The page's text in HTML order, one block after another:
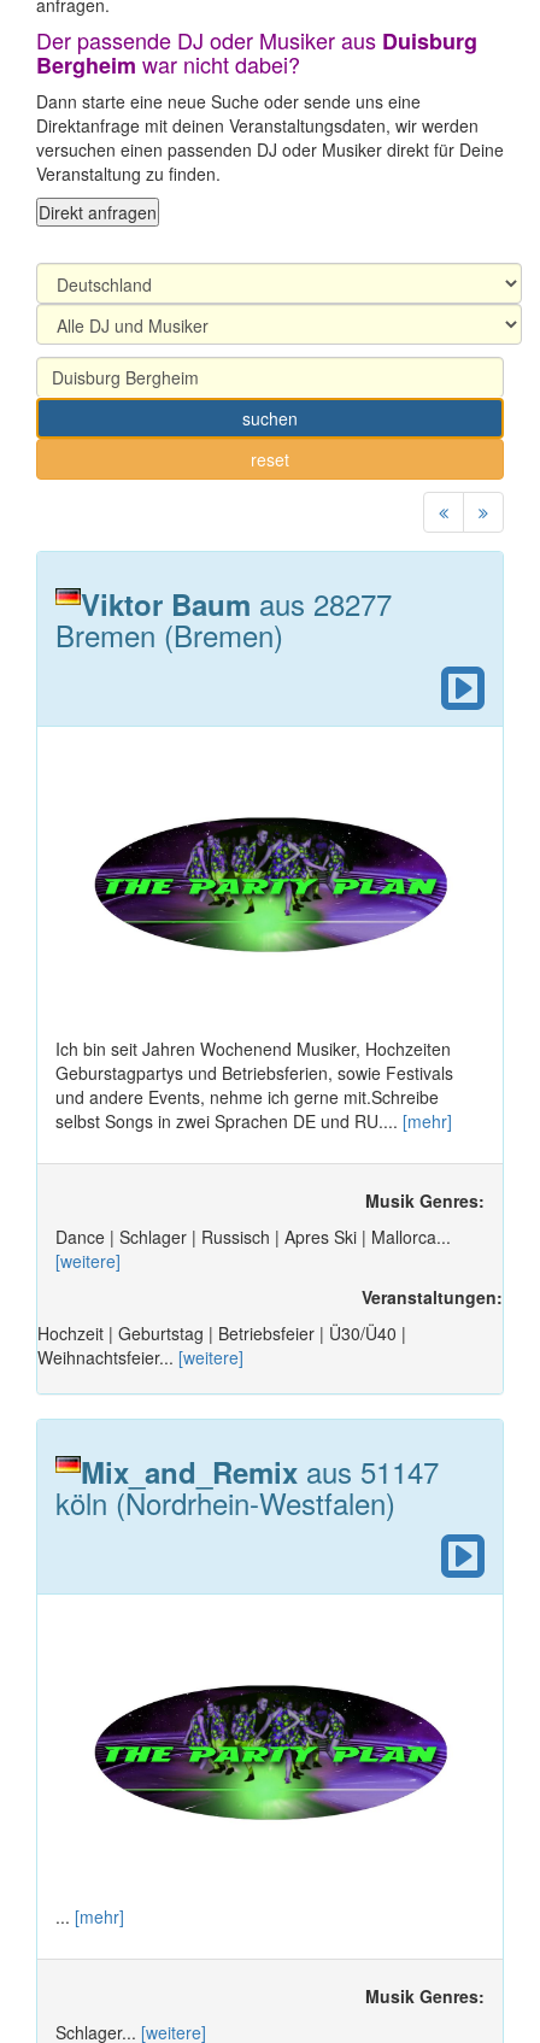
anfragen.
Der passende DJ oder Musiker aus Duisburg
Bergheim war nicht dabei?
Dann starte eine neue Suche oder sende uns eine
Direktanfrage mit deinen Veranstaltungsdaten, wir werden
versuchen einen passenden DJ oder Musiker direkt für Deine
Veranstaltung zu finden.
Direkt anfragen
suchen
reset
Viktor Baum aus 28277
Bremen (Bremen)
Ich bin seit Jahren Wochenend Musiker, Hochzeiten
Geburstagpartys und Betriebsferien, sowie Festivals
und andere Events, nehme ich gerne mit.Schreibe
selbst Songs in zwei Sprachen DE und RU.... [mehr]
Musik Genres:
Dance | Schlager | Russisch | Apres Ski | Mallorca...
[weitere]
Veranstaltungen:
Hochzeit | Geburtstag | Betriebsfeier | Ü30/Ü40 |
Weihnachtsfeier... [weitere]
Mix_and_Remix aus 51147
köln (Nordrhein-Westfalen)
... [mehr]
Musik Genres:
Schlager... [weitere]